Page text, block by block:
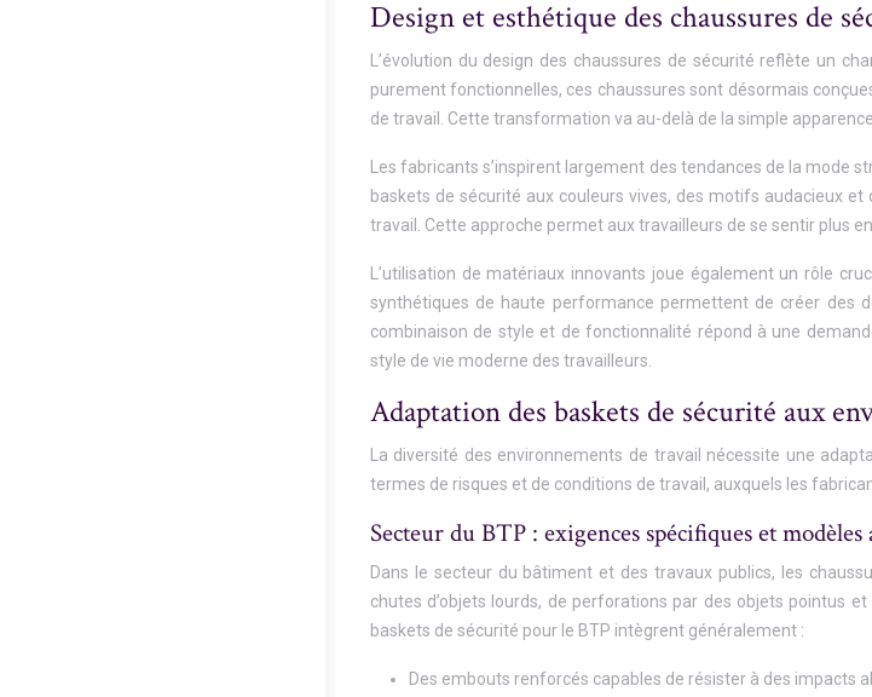
Design et esthétique des chaussures de
L’évolution du design des chaussures de sécurité reflète un
purement fonctionnelles, ces chaussures sont désormais
de travail. Cette transformation va au-delà de la simple
Les fabricants s’inspirent largement des tendances de la
baskets de sécurité aux couleurs vives, des motifs audacieux
travail. Cette approche permet aux travailleurs de se sentir plus
L’utilisation de matériaux innovants joue également un rôle
synthétiques de haute performance permettent de créer des
combinaison de style et de fonctionnalité répond à une
style de vie moderne des travailleurs.
Adaptation des baskets de sécurité aux
La diversité des environnements de travail nécessite une
termes de risques et de conditions de travail, auxquels les
Secteur du BTP : exigences spécifiques et modèles
Dans le secteur du bâtiment et des travaux publics, les
chutes d’objets lourds, de perforations par des objets pointus
baskets de sécurité pour le BTP intègrent généralement :
Des embouts renforcés capables de résister à des impacts